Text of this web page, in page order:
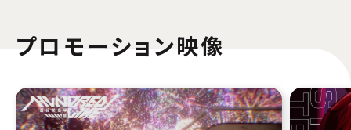
プロモーション映像